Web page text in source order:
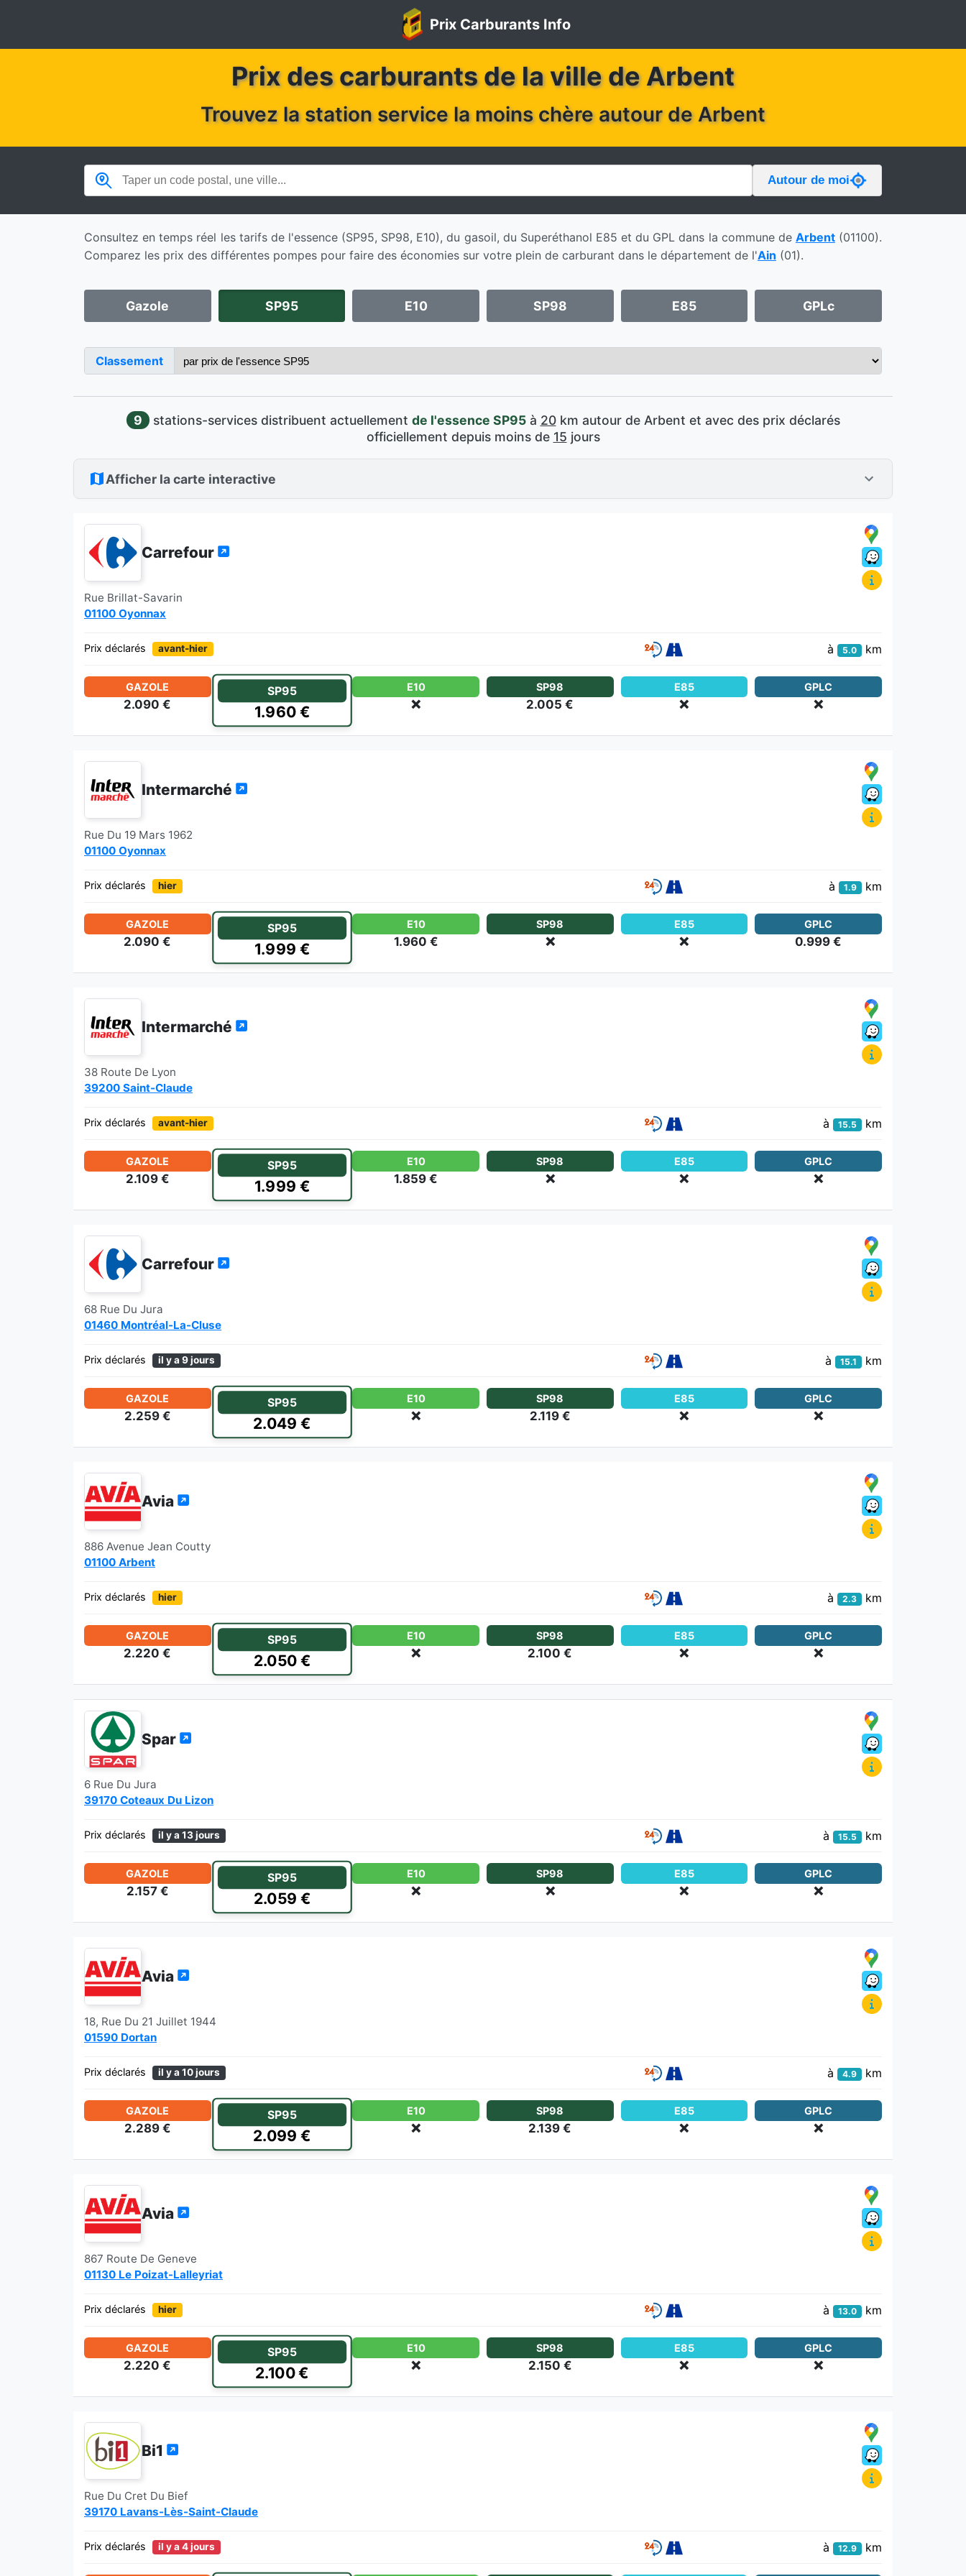
Prix Carburants Info
Prix des carburants de la ville de Arbent
Trouvez la station service la moins chère autour de Arbent
Autour de moi
Consultez en temps réel les tarifs de l'essence (SP95, SP98, E10), du gasoil, du Superéthanol E85 et du GPL dans la commune de Arbent(01100).
Comparez les prix des différentes pompes pour faire des économies sur votre plein de carburant dans le département de l'Ain (01).
Gazole SP95 E10 SP98 E85 GPLc
Classement
9 stations-services distribuent actuellement de l'essence SP95à 20km autour de Arbent et avec des prix déclarés
officiellement depuis moins de 15 jours
Afficher la carte interactive
Carrefour
Rue Brillat-Savarin
01100 Oyonnax
Prix déclarés avant-hier à 5.0 km
GAZOLE
2.090 €
SP95
1.960 €
E10
❌
SP98
2.005 €
E85
❌
GPLC
❌
Intermarché
Rue Du 19 Mars 1962
01100 Oyonnax
Prix déclarés hier à 1.9 km
GAZOLE
2.090 €
SP95
1.999 €
E10
1.960 €
SP98
❌
E85
❌
GPLC
0.999 €
Intermarché
38 Route De Lyon
39200 Saint-Claude
Prix déclarés avant-hier à 15.5 km
GAZOLE
2.109 €
SP95
1.999 €
E10
1.859 €
SP98
❌
E85
❌
GPLC
❌
Carrefour
68 Rue Du Jura
01460 Montréal-La-Cluse
Prix déclarés il y a 9 jours à 15.1 km
GAZOLE
2.259 €
SP95
2.049 €
E10
❌
SP98
2.119 €
E85
❌
GPLC
❌
Avia
886 Avenue Jean Coutty
01100 Arbent
Prix déclarés hier à 2.3 km
GAZOLE
2.220 €
SP95
2.050 €
E10
❌
SP98
2.100 €
E85
❌
GPLC
❌
Spar
6 Rue Du Jura
39170 Coteaux Du Lizon
Prix déclarés il y a 13 jours à 15.5 km
GAZOLE
2.157 €
SP95
2.059 €
E10
❌
SP98
❌
E85
❌
GPLC
❌
Avia
18, Rue Du 21 Juillet 1944
01590 Dortan
Prix déclarés il y a 10 jours à 4.9 km
GAZOLE
2.289 €
SP95
2.099 €
E10
❌
SP98
2.139 €
E85
❌
GPLC
❌
Avia
867 Route De Geneve
01130 Le Poizat-Lalleyriat
Prix déclarés hier à 13.0 km
GAZOLE
2.220 €
SP95
2.100 €
E10
❌
SP98
2.150 €
E85
❌
GPLC
❌
Bi1
Rue Du Cret Du Bief
39170 Lavans-Lès-Saint-Claude
Prix déclarés il y a 4 jours à 12.9 km